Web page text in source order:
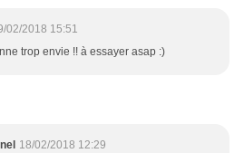
02/2018 15:51
trop envie !! à essayer asap :)
18/02/2018 12:29